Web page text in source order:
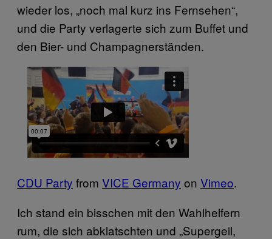
wieder los, „noch mal kurz ins Fernsehen“,
und die Party verlagerte sich zum Buffet und
den Bier- und Champagnerständen.
CDU Party from VICE Germany on Vimeo.
Ich stand ein bisschen mit den Wahlhelfern
rum, die sich abklatschten und „Supergeil,